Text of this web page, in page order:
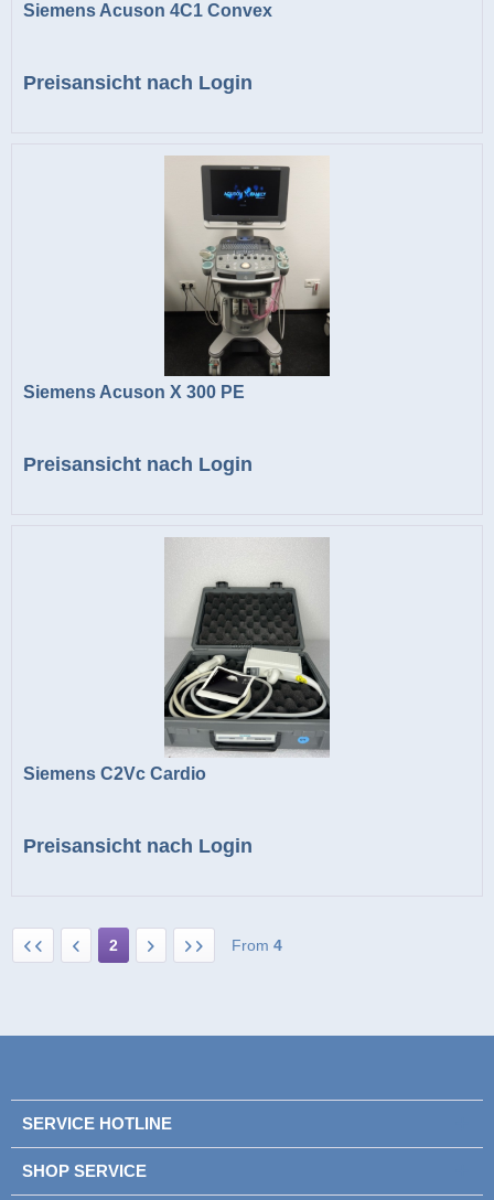
Siemens Acuson 4C1 Convex
Preisansicht nach Login
Siemens Acuson X 300 PE
Preisansicht nach Login
Siemens C2Vc Cardio
Preisansicht nach Login
2 From 4
SERVICE HOTLINE
SHOP SERVICE